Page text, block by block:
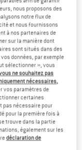
imperméable
à partir de 399,96 €
5,0(1)
%
nous proposons des
notre flux de
et nous fournissons
à nos partenaires de
sur la manière dont
sont situés dans des
données, par exemple
sélectionner », vous
ne souhaitez pas
nécessaires,
vos paramètres de
certaines
pas nécessaire pour
pour la première fois à
trouve dans la partie
également sur les
déclaration de